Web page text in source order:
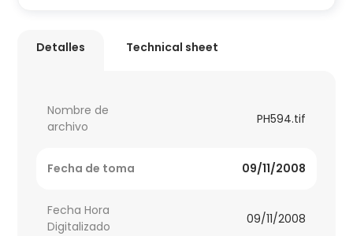
Detalles Technical sheet
Nombre de
archivo
PH594.tif
Fecha de toma 09/11/2008
Fecha Hora
Digitalizado
09/11/2008